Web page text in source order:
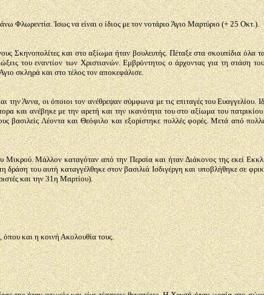
Φλωρεντία. Ίσως να είναι ο ίδιος με τον νοτάριο Άγιο Μαρτύριο (+ 25 Οκτ.).
Σκηνοπολίτες και στο αξίωμα ήταν βουλευτής. Πέταξε στα σκουπίδια όλα
του εναντίον των Χριστιανών. Εμβρόντητος ο άρχοντας για τη στάση
σκληρά και στο τέλος τον αποκεφάλισε.
Άννα, οι όποιοι τον ανέθρεψαν σύμφωνα με τις επιταγές του Ευαγγελίου.
και ανέβηκε με την αρετή και την ικανότητα του στο αξίωμα του πατρικίου
Λέοντα και Θεόφιλο και εξορίστηκε πολλές φορές. Μετά από
Μάλλον καταγόταν από την Περσία και ήταν Διάκονος της εκεί
δράση του αυτή καταγγέλθηκε στον βασιλιά Ισδιγέργη και υποβλήθηκε σε
και την 31η Μαρτίου).
και η κοινή Ακολουθία τους.